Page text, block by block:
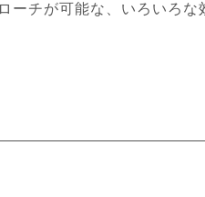
ーチが可能な、いろいろな